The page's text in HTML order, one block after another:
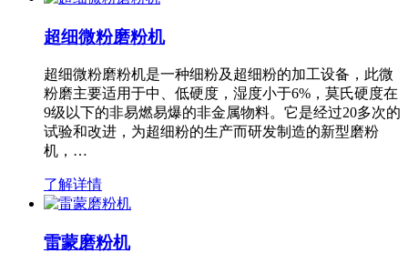
超细微粉磨粉机
超细微粉磨粉机是一种细粉及超细粉的加工设备，此微
粉磨主要适用于中、低硬度，湿度小于6%，莫氏硬度在
9级以下的非易燃易爆的非金属物料。它是经过20多次的
试验和改进，为超细粉的生产而研发制造的新型磨粉
机，…
了解详情
雷蒙磨粉机